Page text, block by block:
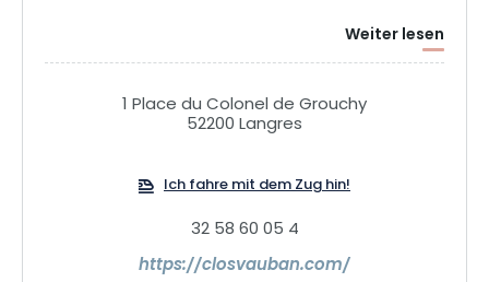
🏨 8 elegante Zimmer & Suiten ⭐ Bulle d'Osier - Gourmet-
Restaurant mit Michelin-Stern 🍽️ La Salle à manger
Mirabelle - Brasserie ausgezeichnet mit einem Bib
Gourmand Lokale Exzellenz, Saisonalität, aufrichtige
Weiter lesen
1 Place du Colonel de Grouchy
52200 Langres
Ich fahre mit dem Zug hin!
32 58 60 05 4
https://closvauban.com/